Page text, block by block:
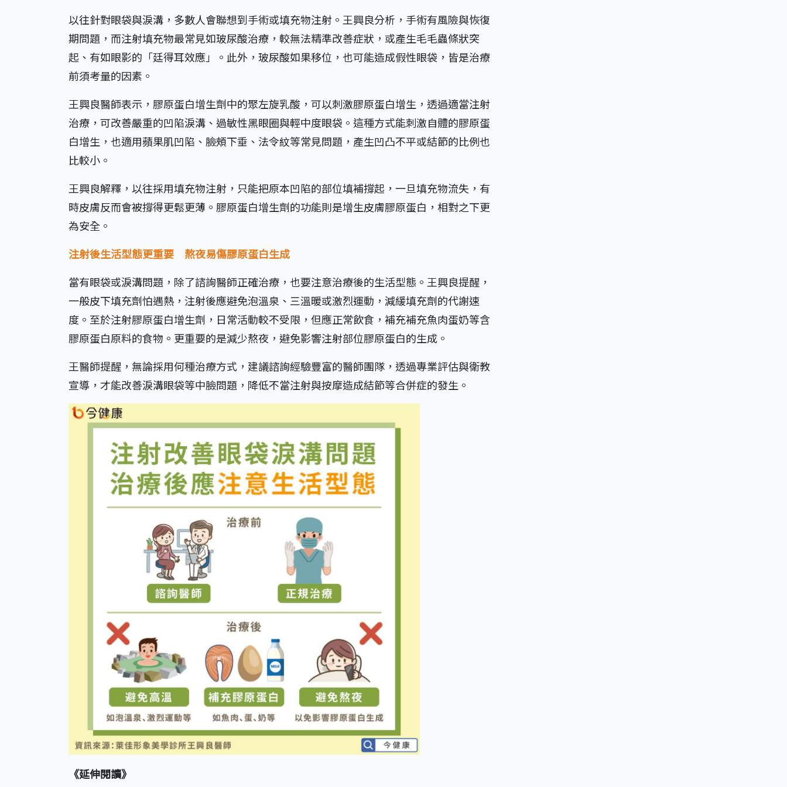
以往針對眼袋與淚溝，多數人會聯想到手術或填充物注射。王興良分析，手術有風險與恢復
期問題，而注射填充物最常見如玻尿酸治療，較無法精準改善症狀，或產生毛毛蟲條狀突
起、有如眼影的「廷得耳效應」。此外，玻尿酸如果移位，也可能造成假性眼袋，皆是治療
前須考量的因素。
王興良醫師表示，膠原蛋白增生劑中的聚左旋乳酸，可以刺激膠原蛋白增生，透過適當注射
治療，可改善嚴重的凹陷淚溝、過敏性黑眼圈與輕中度眼袋。這種方式能刺激自體的膠原蛋
白增生，也適用蘋果肌凹陷、臉頰下垂、法令紋等常見問題，產生凹凸不平或結節的比例也
比較小。
王興良解釋，以往採用填充物注射，只能把原本凹陷的部位填補撐起，一旦填充物流失，有
時皮膚反而會被撐得更鬆更薄。膠原蛋白增生劑的功能則是增生皮膚膠原蛋白，相對之下更
為安全。
注射後生活型態更重要 熬夜易傷膠原蛋白生成
當有眼袋或淚溝問題，除了諮詢醫師正確治療，也要注意治療後的生活型態。王興良提醒，
一般皮下填充劑怕遇熱，注射後應避免泡溫泉、三溫暖或激烈運動，減緩填充劑的代謝速
度。至於注射膠原蛋白增生劑，日常活動較不受限，但應正常飲食，補充補充魚肉蛋奶等含
膠原蛋白原料的食物。更重要的是減少熬夜，避免影響注射部位膠原蛋白的生成。
王醫師提醒，無論採用何種治療方式，建議諮詢經驗豐富的醫師團隊，透過專業評估與衛教
宣導，才能改善淚溝眼袋等中臉問題，降低不當注射與按摩造成結節等合併症的發生。
《延伸閱讀》